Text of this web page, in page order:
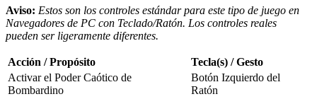
Aviso: Estos son los controles estándar para este tipo de juego en
Navegadores de PC con Teclado/Ratón. Los controles reales
pueden ser ligeramente diferentes.
Acción / Propósito
Tecla(s) / Gesto
Activar el Poder Caótico de
Bombardino
Botón Izquierdo del
Ratón